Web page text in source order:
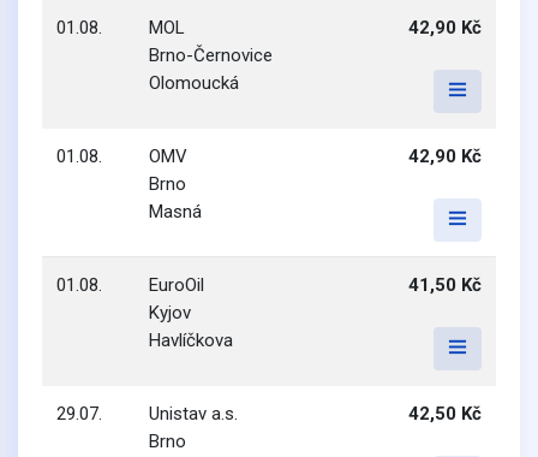
01.08.
MOL
Brno-Černovice
Olomoucká
42,90 Kč
01.08.
OMV
Brno
Masná
42,90 Kč
01.08.
EuroOil
Kyjov
Havlíčkova
41,50 Kč
29.07.
Unistav a.s.
Brno
42,50 Kč